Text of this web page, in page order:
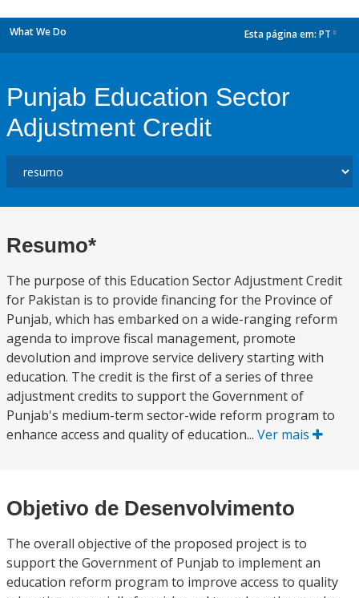
What We Do Esta página em: PT
Punjab Education Sector
Adjustment Credit
Resumo*
The purpose of this Education Sector Adjustment Credit
for Pakistan is to provide financing for the Province of
Punjab, which has embarked on a wide-ranging reform
agenda to improve fiscal management, promote
devolution and improve service delivery starting with
education. The credit is the first of a series of three
adjustment credits to support the Government of
Punjab's medium-term sector-wide reform program to
enhance access and quality of education... Ver mais
Objetivo de Desenvolvimento
The overall objective of the proposed project is to
support the Government of Punjab to implement an
education reform program to improve access to quality